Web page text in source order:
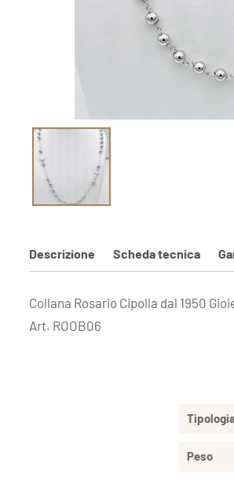
Descrizione Scheda tecnica
Collana Rosario Cipolla dal 1950
Art. ROOB06
Peso